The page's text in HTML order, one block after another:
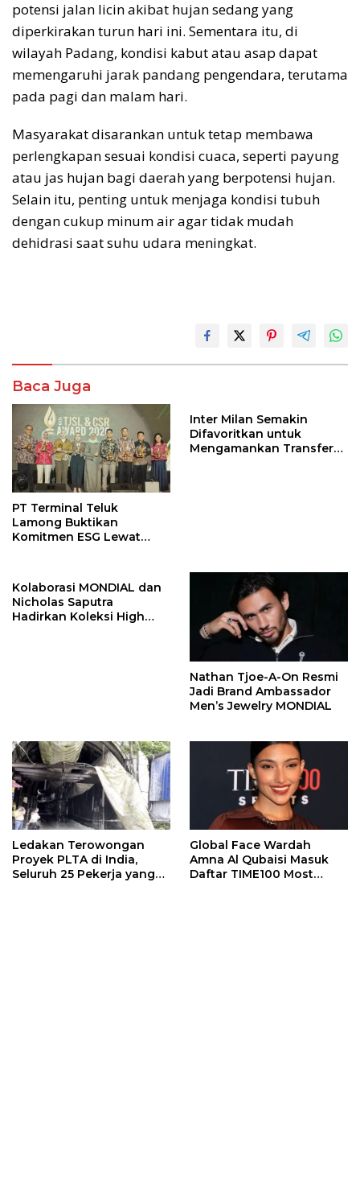
potensi jalan licin akibat hujan sedang yang
diperkirakan turun hari ini. Sementara itu, di
wilayah Padang, kondisi kabut atau asap dapat
memengaruhi jarak pandang pengendara, terutama
pada pagi dan malam hari.
Masyarakat disarankan untuk tetap membawa
perlengkapan sesuai kondisi cuaca, seperti payung
atau jas hujan bagi daerah yang berpotensi hujan.
Selain itu, penting untuk menjaga kondisi tubuh
dengan cukup minum air agar tidak mudah
dehidrasi saat suhu udara meningkat.
Baca Juga
PT Terminal Teluk
Lamong Buktikan
Komitmen ESG Lewat
Inter Milan Semakin
Difavoritkan untuk
Mengamankan Transfer
Kolaborasi MONDIAL dan
Nicholas Saputra
Hadirkan Koleksi High
Nathan Tjoe-A-On Resmi
Jadi Brand Ambassador
Men’s Jewelry MONDIAL
Ledakan Terowongan
Proyek PLTA di India,
Seluruh 25 Pekerja yang
Global Face Wardah
Amna Al Qubaisi Masuk
Daftar TIME100 Most